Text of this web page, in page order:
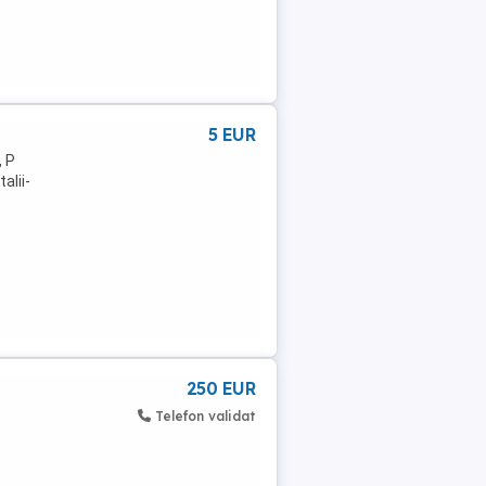
P
5 EUR
250 EUR
Telefon validat